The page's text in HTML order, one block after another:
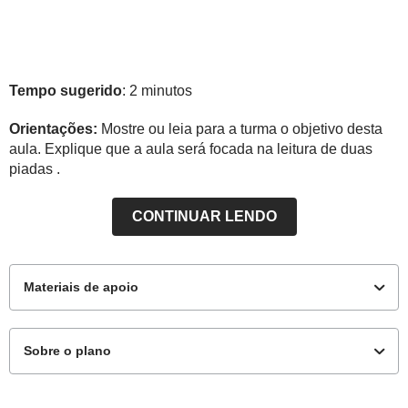
Tempo sugerido: 2 minutos
Orientações: Mostre ou leia para a turma o objetivo desta
aula. Explique que a aula será focada na leitura de duas
piadas .
CONTINUAR LENDO
Materiais de apoio
Sobre o plano